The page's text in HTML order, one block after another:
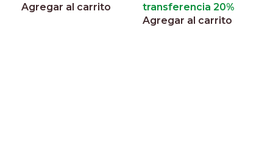
Agregar al carrito
transferencia 20%
Agregar al carrito